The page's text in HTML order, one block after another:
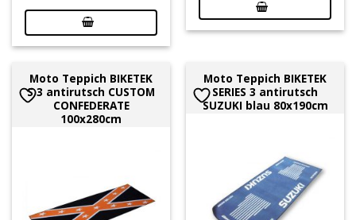
Moto Teppich BIKETEK
S 3 antirutsch CUSTOM
CONFEDERATE
100x280cm
Moto Teppich BIKETEK
SERIES 3 antirutsch
SUZUKI blau 80x190cm